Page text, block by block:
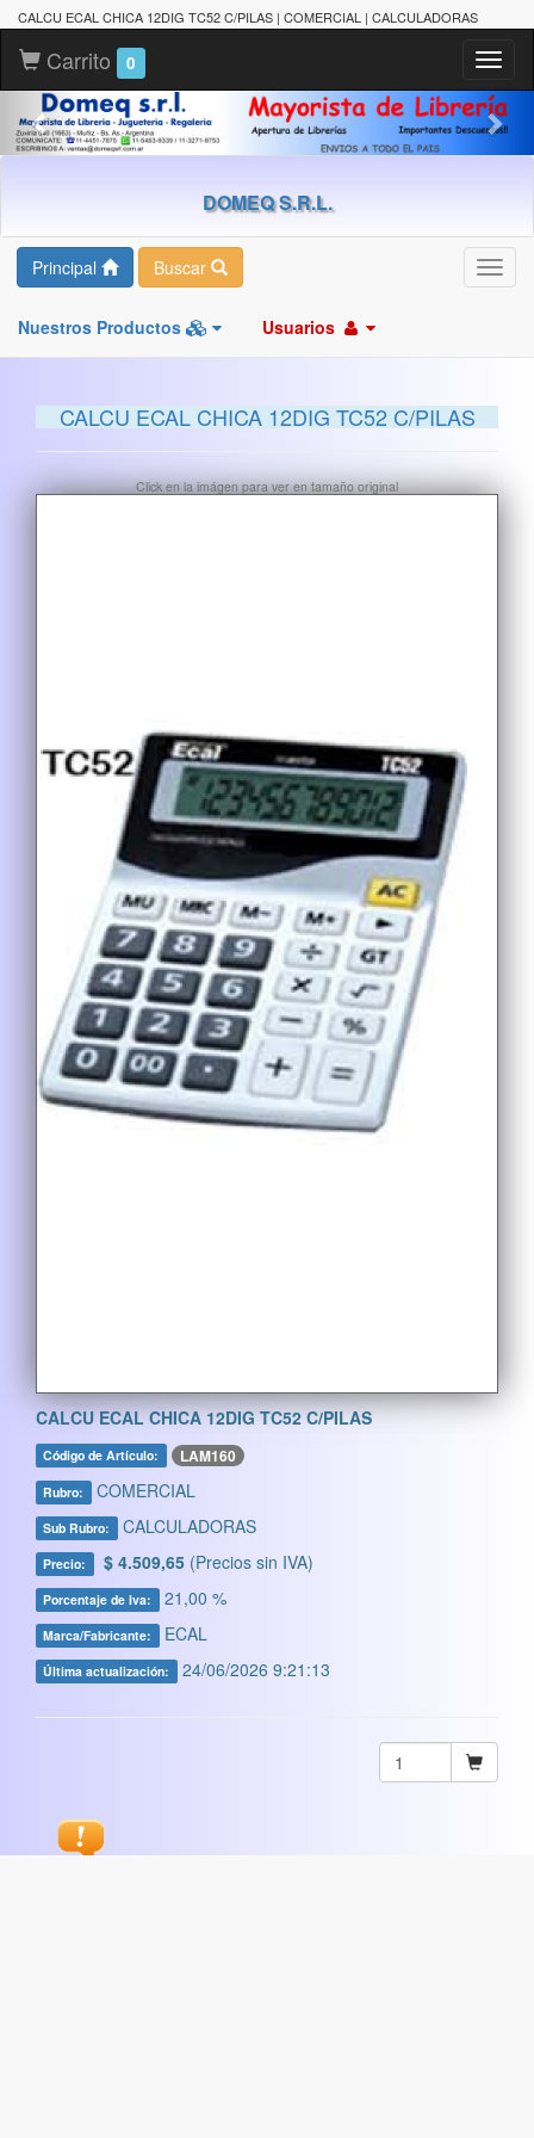
CALCU ECAL CHICA 12DIG TC52 C/PILAS | COMERCIAL | CALCULADORAS
Carrito 0
DOMEQ S.R.L.
Principal Buscar
Nuestros Productos Usuarios
CALCU ECAL CHICA 12DIG TC52 C/PILAS
Click en la imágen para ver en tamaño original
CALCU ECAL CHICA 12DIG TC52 C/PILAS
Código de Artículo: LAM160
Rubro: COMERCIAL
Sub Rubro: CALCULADORAS
Precio: $ 4.509,65 (Precios sin IVA)
Porcentaje de Iva: 21,00 %
Marca/Fabricante: ECAL
Última actualización: 24/06/2026 9:21:13